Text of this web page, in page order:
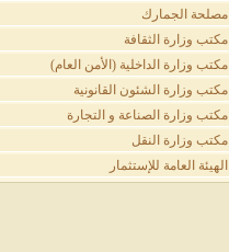
مصلحة الجمارك
مكتب وزارة الثقافة
مكتب وزارة الداخلية (الأمن العام)
مكتب وزارة الشئون القانونية
مكتب وزارة الصناعة و التجارة
مكتب وزارة النقل
الهيئة العامة للإستثمار